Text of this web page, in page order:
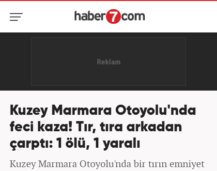
Kuzey Marmara Otoyolu'nda
feci kaza! Tır, tıra arkadan
çarptı: 1 ölü, 1 yaralı
Kuzey Marmara Otoyolu'nda bir tırın emniyet